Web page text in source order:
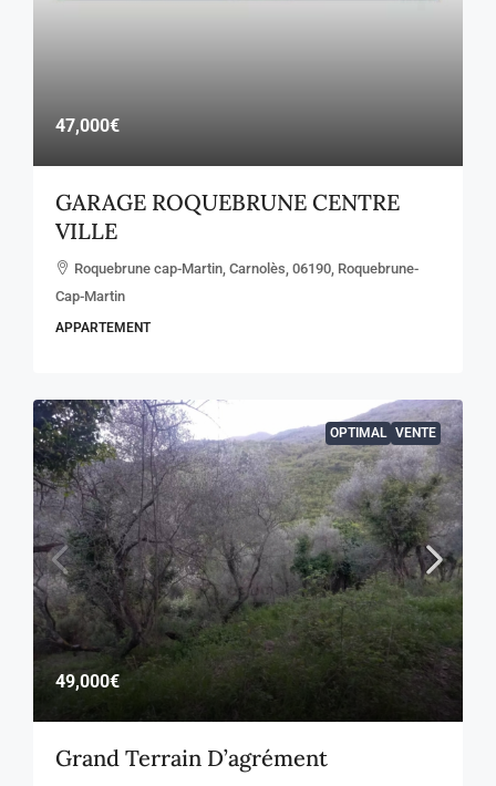
47,000€
GARAGE ROQUEBRUNE CENTRE
VILLE
Roquebrune cap-Martin, Carnolès, 06190, Roquebrune-
Cap-Martin
APPARTEMENT
OPTIMAL VENTE
49,000€
Grand Terrain D’agrément